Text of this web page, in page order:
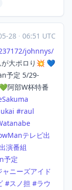
28 · 06:51 UTC
johnnys/
が大ポロり💥 💙
予定 5/29-
阿部W杯特番
#raul
テレビ出
演番組
予定
ャニーズアイド
#スノ担 #ラウ